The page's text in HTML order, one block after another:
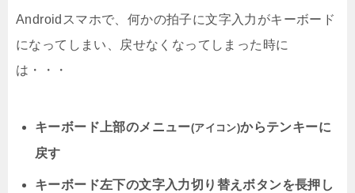
Androidスマホで、何かの拍子に文字入力がキーボード
になってしまい、戻せなくなってしまった時に
は・・・
キーボード上部のメニュー(アイコン)からテンキーに
戻す
キーボード左下の文字入力切り替えボタンを長押し